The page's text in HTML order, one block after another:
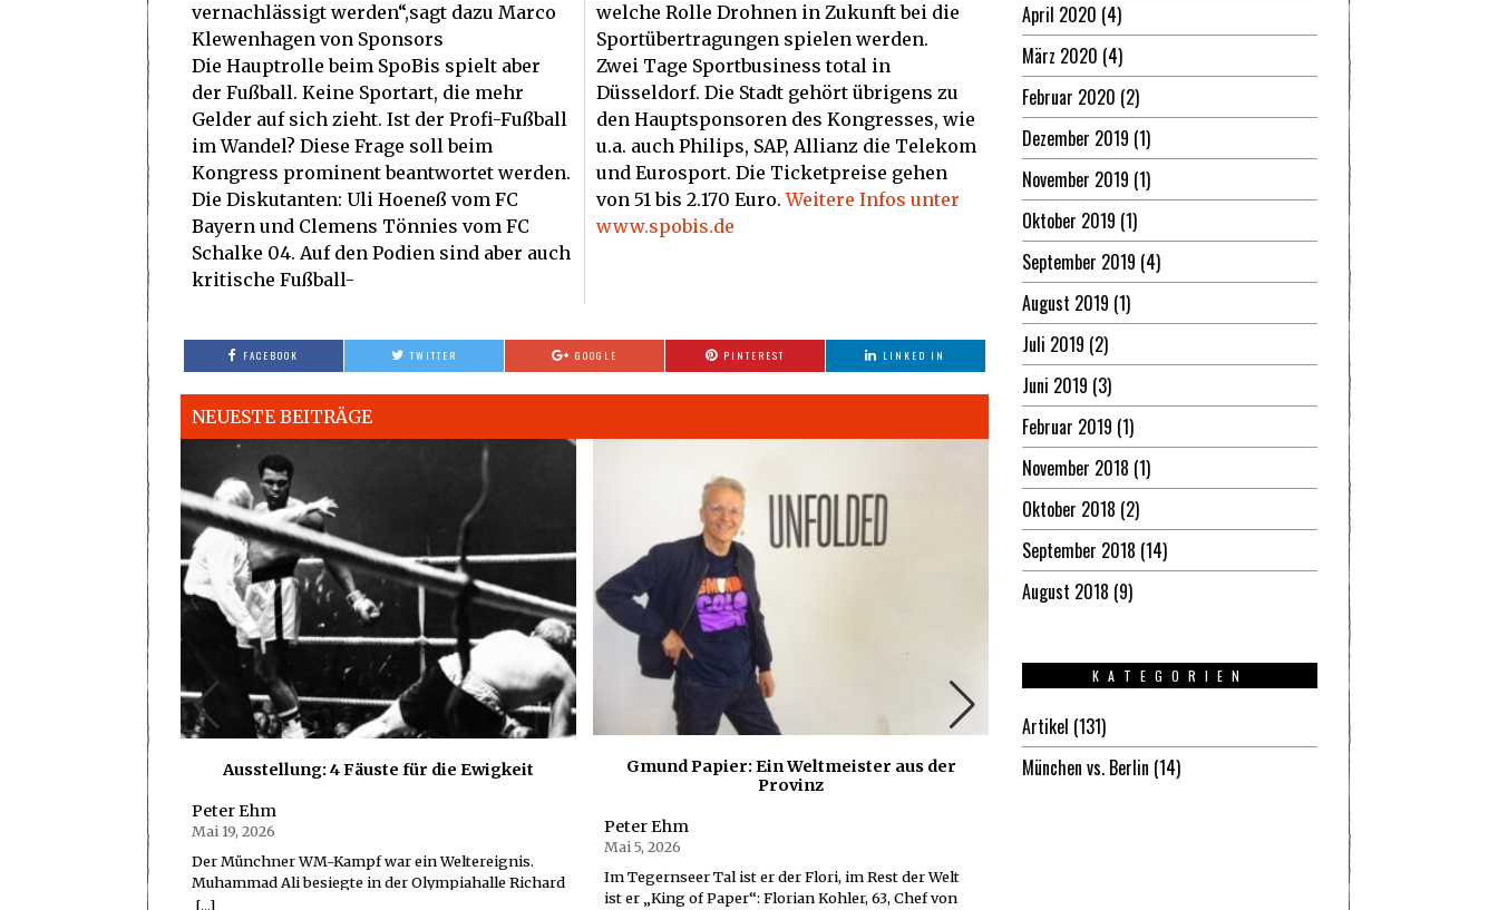
vernachlässigt werden“,sagt dazu Marco
Klewenhagen von Sponsors
Die Hauptrolle beim SpoBis spielt aber
der Fußball. Keine Sportart, die mehr
Gelder auf sich zieht. Ist der Profi-Fußball
im Wandel? Diese Frage soll beim
Kongress prominent beantwortet werden.
Die Diskutanten: Uli Hoeneß vom FC
Bayern und Clemens Tönnies vom FC
Schalke 04. Auf den Podien sind aber auch
kritische Fußball-
welche Rolle Drohnen in Zukunft bei die
Sportübertragungen spielen werden.
Zwei Tage Sportbusiness total in
Düsseldorf. Die Stadt gehört übrigens zu
den Hauptsponsoren des Kongresses, wie
u.a. auch Philips, SAP, Allianz die Telekom
und Eurosport. Die Ticketpreise gehen
von 51 bis 2.170 Euro.Weitere Infos unter
www.spobis.de
FACEBOOK TWITTER GOOGLE PINTEREST LINKED IN
NEUESTE BEITRÄGE
Ausstellung: 4 Fäuste für die Ewigkeit
Peter Ehm
Mai 19, 2026
Der Münchner WM-Kampf war ein Weltereignis.
Muhammad Ali besiegte in der Olympiahalle Richard
Dunn. Das war vor 50 Jahren. Jetzt das künstlerische
[...]
Gmund Papier: Ein Weltmeister aus der
Provinz
Peter Ehm
Mai 5, 2026
Im Tegernseer Tal ist er der Flori, im Rest der Welt
ist er „King of Paper“: Florian Kohler, 63, Chef von
Ausstellung: 4 Fäuste für die Ewigkeit
Der Münchner WM-Kampf war ein Weltereignis.
Muhammad Ali besiegte in der Olympiahalle Richard
Dunn. Das war vor 50 Jahren. Jetzt das künstlerische
April 2020 (4)
März 2020 (4)
Februar 2020 (2)
Dezember 2019 (1)
November 2019 (1)
Oktober 2019 (1)
September 2019 (4)
August 2019 (1)
Juli 2019 (2)
Juni 2019 (3)
Februar 2019 (1)
November 2018 (1)
Oktober 2018 (2)
September 2018 (14)
August 2018 (9)
KATEGORIEN
Artikel (131)
München vs. Berlin (14)